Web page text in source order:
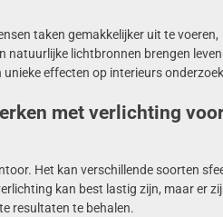
taken gemakkelijker uit te voeren,
lichtbronnen brengen
effecten op interieurs
met verlichting
Het kan verschillende soorten
kan best lastig zijn, maar er
resultaten te behalen.